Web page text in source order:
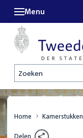
Zoeken
Menu
Home Kamerstukken
Delen